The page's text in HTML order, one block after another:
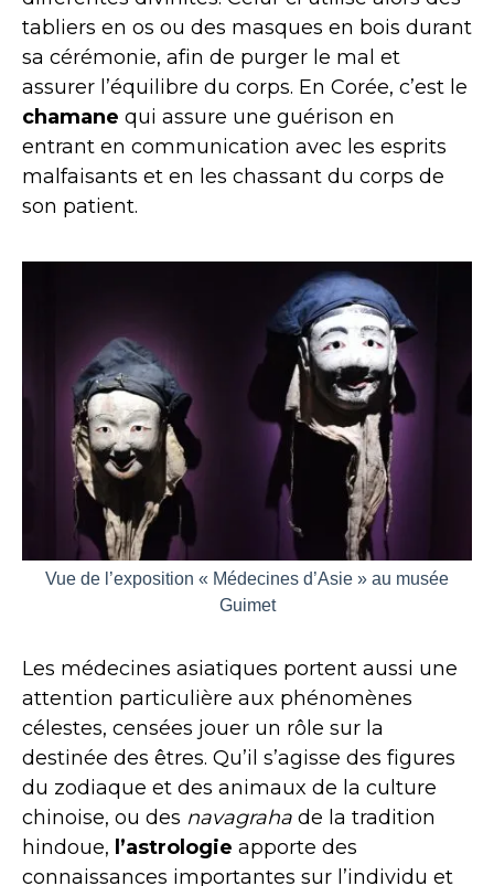
tabliers en os ou des masques en bois durant
sa cérémonie, afin de purger le mal et
assurer l’équilibre du corps. En Corée, c’est le
chamane qui assure une guérison en
entrant en communication avec les esprits
malfaisants et en les chassant du corps de
son patient.
Vue de l’exposition « Médecines d’Asie » au musée
Guimet
Les médecines asiatiques portent aussi une
attention particulière aux phénomènes
célestes, censées jouer un rôle sur la
destinée des êtres. Qu’il s’agisse des figures
du zodiaque et des animaux de la culture
chinoise, ou des navagraha de la tradition
hindoue, l’astrologie apporte des
connaissances importantes sur l’individu et